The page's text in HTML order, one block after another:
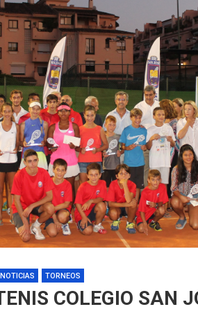
NOTICIAS TORNEOS
COLEGIO SAN